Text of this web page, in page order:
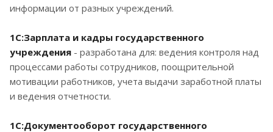
информации от разных учреждений.
1С:Зарплата и кадры государственного
учреждения - разработана для: ведения контроля над
процессами работы сотрудников, поощрительной
мотивации работников, учета выдачи заработной платы
и ведения отчетности.
1С:Документооборот государственного